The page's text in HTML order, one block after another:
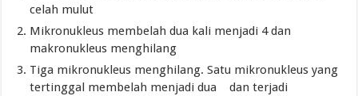
celah mulut
Mikronukleus membelah dua kali menjadi 4 dan
makronukleus menghilang
Tiga mikronukleus menghilang. Satu mikronukleus yang
tertinggal membelah menjadi dua dan terjadi